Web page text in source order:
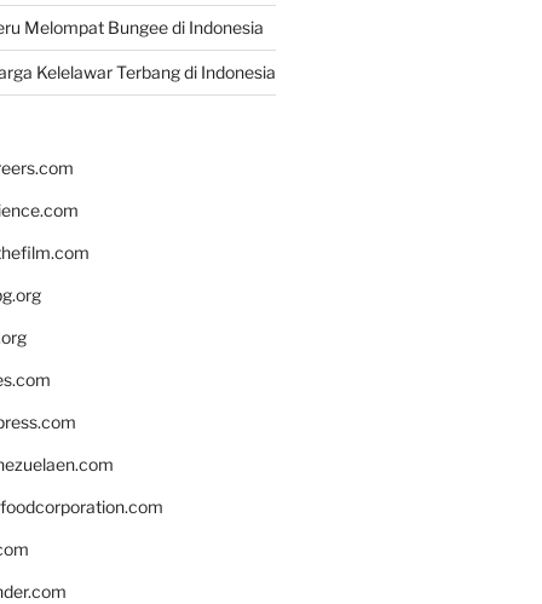
Melompat Bungee di Indonesia
Kelelawar Terbang di Indonesia